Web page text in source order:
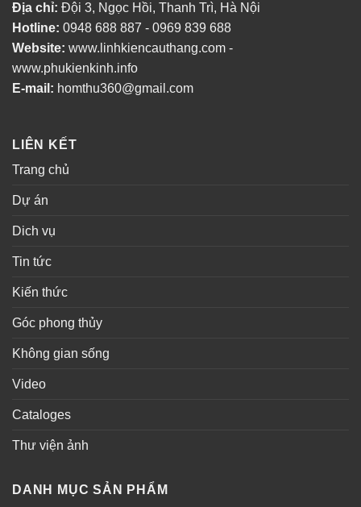
Địa chỉ: Đội 3, Ngọc Hồi, Thanh Trì, Hà Nội
Hotline: 0948 688 887 - 0969 839 688
Website: www.linhkiencauthang.com -
www.phukienkinh.info
E-mail: homthu360@gmail.com
LIÊN KẾT
Trang chủ
Dự án
Dich vụ
Tin tức
Kiến thức
Góc phong thủy
Không gian sống
Video
Cataloges
Thư viện ảnh
DANH MỤC SẢN PHẨM